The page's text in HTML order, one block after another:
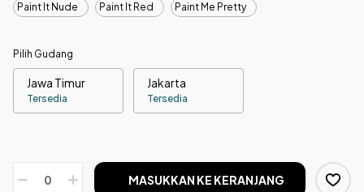
Paint It Nude Paint It Red Paint Me Pretty
Pilih Gudang
Jawa Timur
Tersedia
Jakarta
Tersedia
MASUKKAN KE KERANJANG